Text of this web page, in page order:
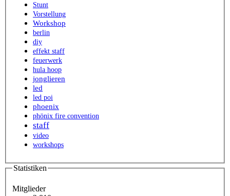
Stunt
Vorstellung
Workshop
berlin
diy
effekt staff
feuerwerk
hula hoop
jonglieren
led
led poi
phoenix
phönix fire convention
staff
video
workshops
Statistiken
Mitglieder